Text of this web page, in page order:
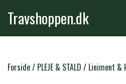
Travshoppen.dk
Forside PLEJE & STALD Liniment &